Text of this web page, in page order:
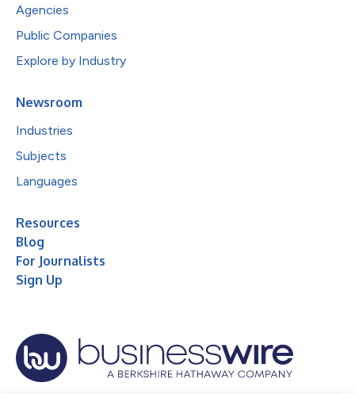
Agencies
Public Companies
Explore by Industry
Newsroom
Industries
Subjects
Languages
Resources
Blog
For Journalists
Sign Up